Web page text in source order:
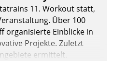
11. Workout statt,
Über 100
organisierte Einblicke in
Projekte. Zuletzt
ermittelt.